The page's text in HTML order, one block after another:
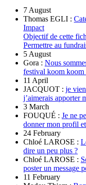
7 August
Thomas EGLI :
Impact
Objectif de cette
Permettre au
5 August
Gora : Nous
festival koom
11 April
JACQUOT : je
j’aimerais apporter
3 March
FOUQUÉ : Je ne
donner mon profil
24 February
Chloé LAROSE :
dire un peu plus ?
Chloé LAROSE :
poster un message
11 February